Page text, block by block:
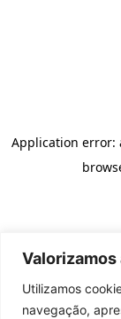
Valorizamos
Utilizamos
navegação,